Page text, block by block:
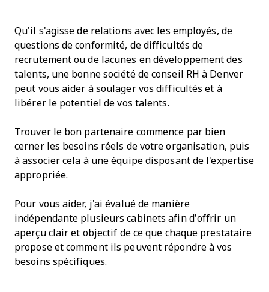
Qu'il s'agisse de relations avec les employés, de
questions de conformité, de difficultés de
recrutement ou de lacunes en développement des
talents, une bonne société de conseil RH à Denver
peut vous aider à soulager vos difficultés et à
libérer le potentiel de vos talents.
Trouver le bon partenaire commence par bien
cerner les besoins réels de votre organisation, puis
à associer cela à une équipe disposant de l'expertise
appropriée.
Pour vous aider, j'ai évalué de manière
indépendante plusieurs cabinets afin d’offrir un
aperçu clair et objectif de ce que chaque prestataire
propose et comment ils peuvent répondre à vos
besoins spécifiques.